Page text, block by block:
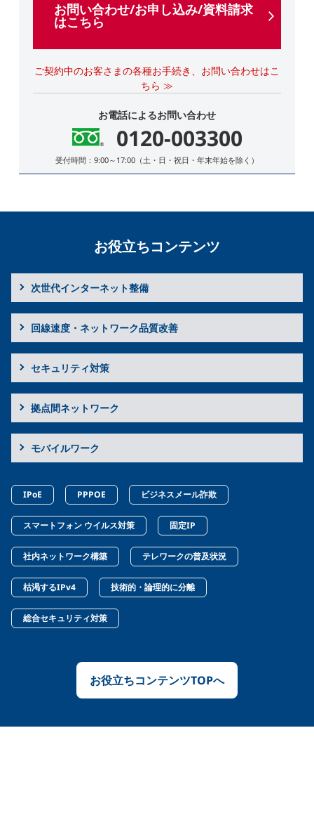
お問い合わせ/お申し込み/資料請求
はこちら
ご契約中のお客さまの各種お手続き、お問い合わせはこ
ちら ≫
お電話によるお問い合わせ
0120-003300
受付時間：9:00～17:00（土・日・祝日・年末年始を除く）
お役立ちコンテンツ
次世代インターネット整備
回線速度・ネットワーク品質改善
セキュリティ対策
拠点間ネットワーク
モバイルワーク
IPoE PPPOE ビジネスメール詐欺
スマートフォン ウイルス対策 固定IP
社内ネットワーク構築 テレワークの普及状況
枯渇するIPv4 技術的・論理的に分離
総合セキュリティ対策
お役立ちコンテンツTOPへ